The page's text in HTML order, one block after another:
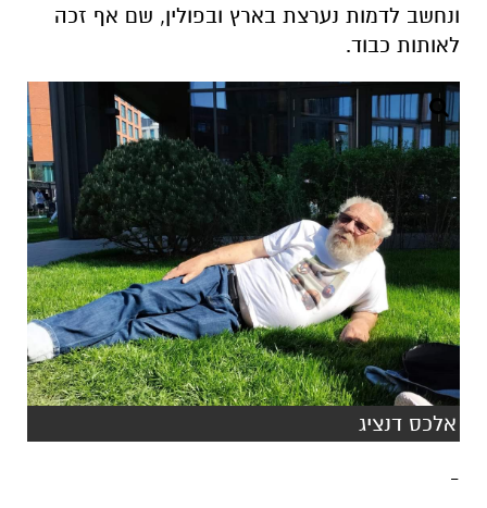
ונחשב לדמות נערצת בארץ ובפולין, שם אף זכה
לאותות כבוד.
אלכס דנציג
-